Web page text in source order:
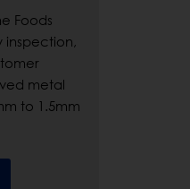
Foods
inspection,
metal
to 1.5mm